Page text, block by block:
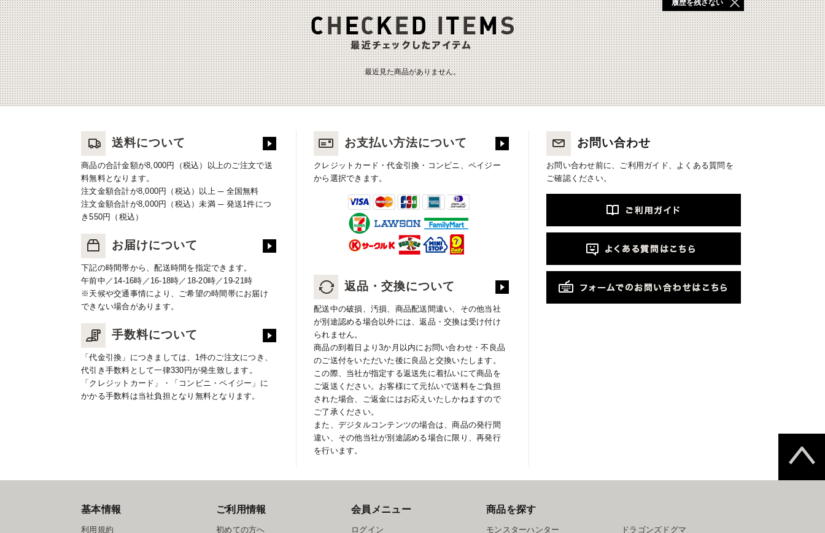
最近見た商品がありません。
履歴を残さない
送料について
商品の合計金額が8,000円（税込）以上のご注文で送
料無料となります。
注文金額合計が8,000円（税込）以上 ─ 全国無料
注文金額合計が8,000円（税込）未満 ─ 発送1件につ
き550円（税込）
お届けについて
下記の時間帯から、配送時間を指定できます。
午前中／14-16時／16-18時／18-20時／19-21時
※天候や交通事情により、ご希望の時間帯にお届け
できない場合があります。
手数料について
「代金引換」につきましては、1件のご注文につき、
代引き手数料として一律330円が発生致します。
「クレジットカード」・「コンビニ・ペイジー」に
かかる手数料は当社負担となり無料となります。
お支払い方法について
クレジットカード・代金引換・コンビニ、ペイジー
から選択できます。
返品・交換について
配送中の破損、汚損、商品配送間違い、その他当社
が別途認める場合以外には、返品・交換は受け付け
られません。
商品の到着日より3か月以内にお問い合わせ・不良品
のご送付をいただいた後に良品と交換いたします。
この際、当社が指定する返送先に着払いにて商品を
ご返送ください。お客様にて元払いで送料をご負担
された場合、ご返金にはお応えいたしかねますので
ご了承ください。
また、デジタルコンテンツの場合は、商品の発行間
違い、その他当社が別途認める場合に限り、再発行
を行います。
お問い合わせ
お問い合わせ前に、ご利用ガイド、よくある質問を
ご確認ください。
基本情報
利用規約
ご利用情報
初めての方へ
会員メニュー
ログイン
商品を探す
モンスターハンター ドラゴンズドグマ